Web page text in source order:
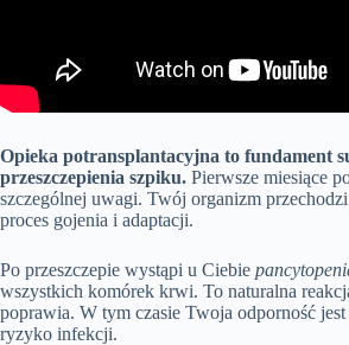
Opieka potransplantacyjna to fundament
przeszczepienia szpiku. Pierwsze miesiące
szczególnej uwagi. Twój organizm
proces gojenia i adaptacji.
Po przeszczepie wystąpi u Ciebie
wszystkich komórek krwi. To naturalna
poprawia. W tym czasie Twoja odporność jest
ryzyko infekcji.